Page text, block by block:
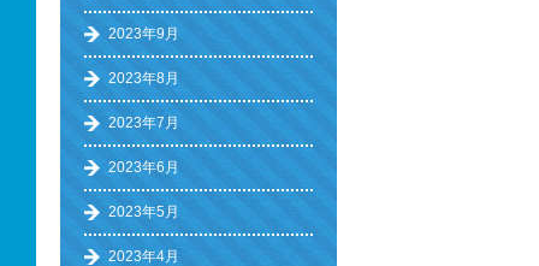
2023年9月
2023年8月
2023年7月
2023年6月
2023年5月
2023年4月